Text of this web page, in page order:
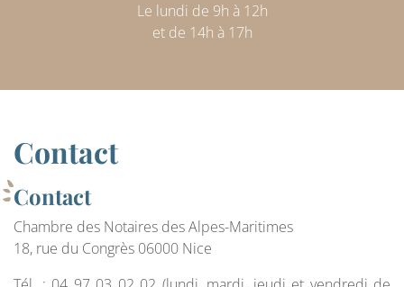
Le lundi de 9h à 12h
et de 14h à 17h
Contact
Contact
Chambre des Notaires des Alpes-Maritimes
18, rue du Congrès 06000 Nice